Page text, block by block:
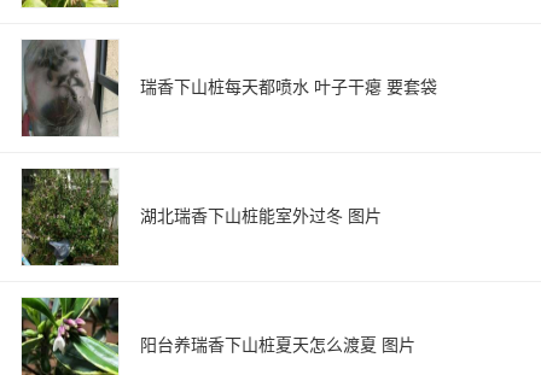
瑞香下山桩每天都喷水 叶子干瘪 要套袋
湖北瑞香下山桩能室外过冬 图片
阳台养瑞香下山桩夏天怎么渡夏 图片